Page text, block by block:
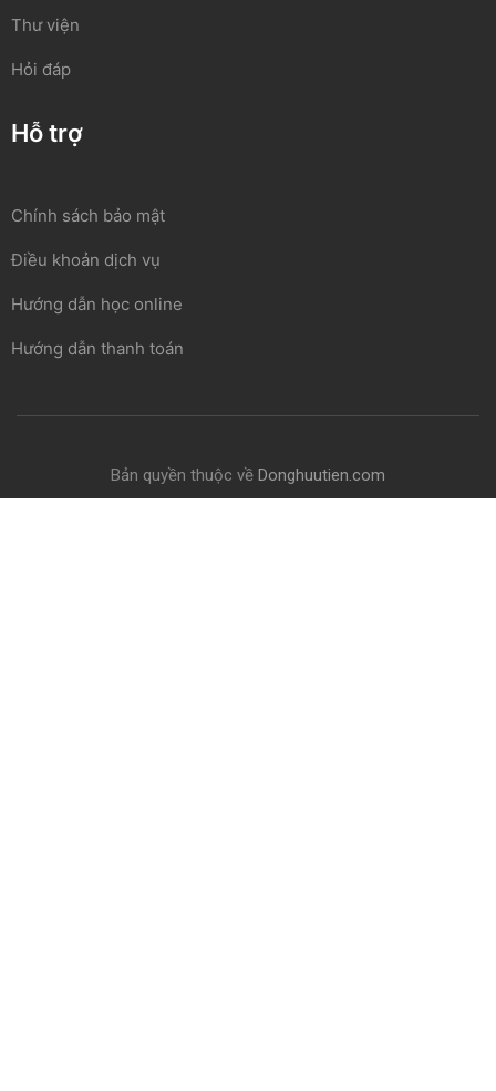
Thư viện
Hỏi đáp
Hỗ trợ
Chính sách bảo mật
Điều khoản dịch vụ
Hướng dẫn học online
Hướng dẫn thanh toán
Bản quyền thuộc về Donghuutien.com